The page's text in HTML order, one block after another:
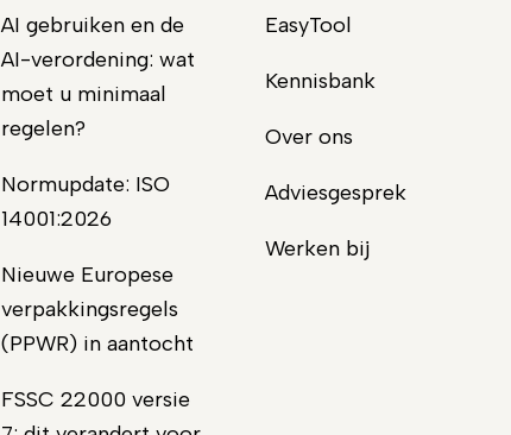
AI gebruiken en de
AI-verordening: wat
moet u minimaal
regelen?
Normupdate: ISO
14001:2026
Nieuwe Europese
verpakkingsregels
(PPWR) in aantocht
FSSC 22000 versie
EasyTool
Kennisbank
Over ons
Adviesgesprek
Werken bij